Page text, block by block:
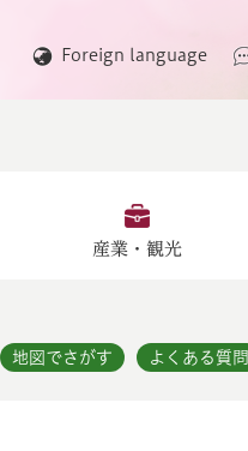
Foreign language
産業・観光
地図でさがす よくある質問